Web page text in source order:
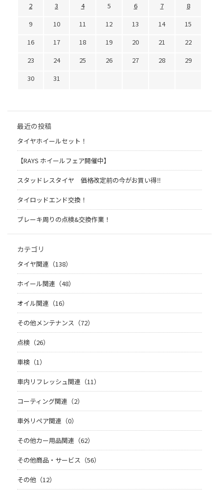
2
3 4 5 6 7
8
9
10 11 12 13 14
15
16
17 18 19 20 21
22
23
24 25 26 27 28
29
30
31
最近の投稿
タイヤホイールセット！
【RAYS ホイールフェア開催中】
スタッドレスタイヤ 価格改定前の今がお買い得‼️
タイロッドエンド交換！
ブレーキ周りの点検&交換作業！
カテゴリ
タイヤ関連（138）
ホイール関連（48）
オイル関連（16）
その他メンテナンス（72）
点検（26）
車検（1）
車内リフレッシュ関連（11）
コーティング関連（2）
車外リペア関連（0）
その他カー用品関連（62）
その他商品・サービス（56）
その他（12）